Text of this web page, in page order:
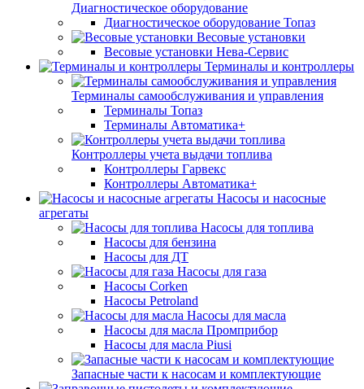
Диагностическое оборудование
Диагностическое оборудование Топаз
Весовые установки
Весовые установки Нева-Сервис
Терминалы и контроллеры
Терминалы самообслуживания и управления
Терминалы Топаз
Терминалы Автоматика+
Контроллеры учета выдачи топлива
Контроллеры Гарвекс
Контроллеры Автоматика+
Насосы и насосные
агрегаты
Насосы для топлива
Насосы для бензина
Насосы для ДТ
Насосы для газа
Насосы Corken
Насосы Petroland
Насосы для масла
Насосы для масла Промприбор
Насосы для масла Piusi
Запасные части к насосам и комплектующие